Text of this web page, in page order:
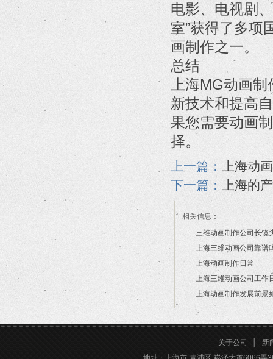
电影、电视剧
室”获得了多项
画制作之一。
总结
上海MG动画
新技术和提高
果您需要动画
择。
上一篇：
上海动
下一篇：
上海的
相关信息：
三维动画制作公司长镜
2026/07/21
上海三维动画公司靠谱
2026/03/16
上海动画制作日常
2026/03/12
上海三维动画公司工作
2026/02/28
上海动画制作发展前景
2026/02/24
关于公司
新